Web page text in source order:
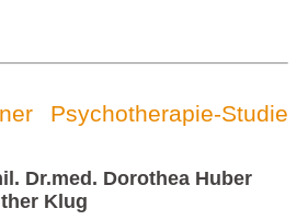
Psychotherapie-Studie
Dr.med. Dorothea Huber
Klug